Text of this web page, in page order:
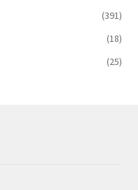
(391)
(18)
(25)